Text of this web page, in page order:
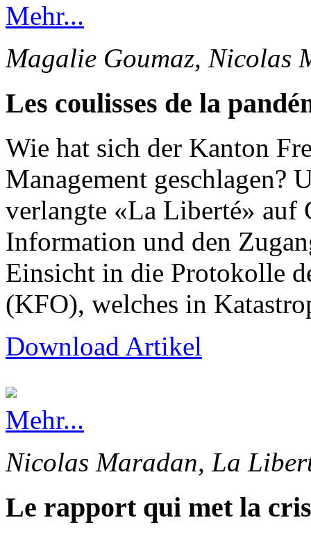
Mehr...
Magalie Goumaz, Nicolas
Les coulisses de la
Wie hat sich der Kanton
Management geschlagen?
verlangte «La Liberté» auf
Information und den
Einsicht in die Protokolle
(KFO), welches in
Download Artikel
Mehr...
Nicolas Maradan, La
Le rapport qui met la